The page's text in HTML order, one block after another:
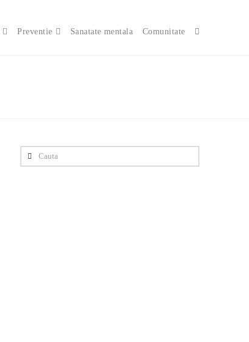
Preventie Sanatate mentala Comunitate
Cauta